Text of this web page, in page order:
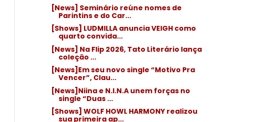
[News] Seminário reúne nomes de
Parintins e do Car...
[Shows] LUDMILLA anuncia VEIGH como
quarto convida...
[News] Na Flip 2026, Tato Literário lança
coleção ...
[News]Em seu novo single “Motivo Pra
Vencer”, Clau...
[News]Niina e N.I.N.A unem forças no
single “Duas ...
[Shows] WOLF HOWL HARMONY realizou
sua primeira ap...